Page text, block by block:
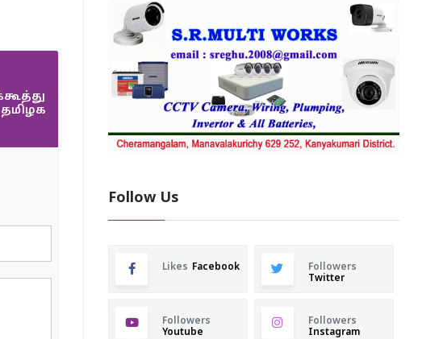
Follow Us
Likes Facebook
Followers
Twitter
Followers
Youtube
Followers
Instagram